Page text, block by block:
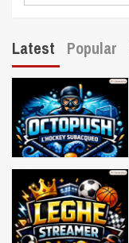
Latest Popular